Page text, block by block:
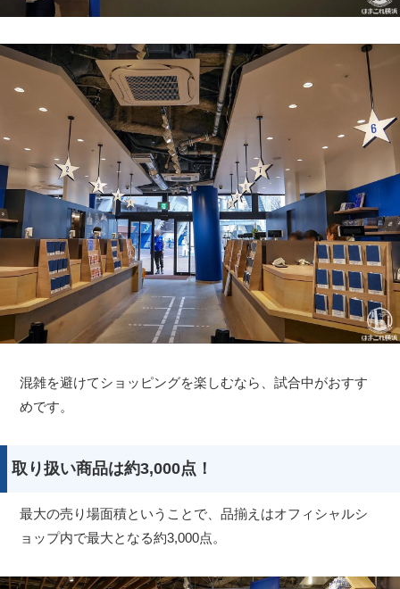
混雑を避けてショッピングを楽しむなら、試合中がおすす
めです。
取り扱い商品は約3,000点！
最大の売り場面積ということで、品揃えはオフィシャルシ
ョップ内で最大となる約3,000点。